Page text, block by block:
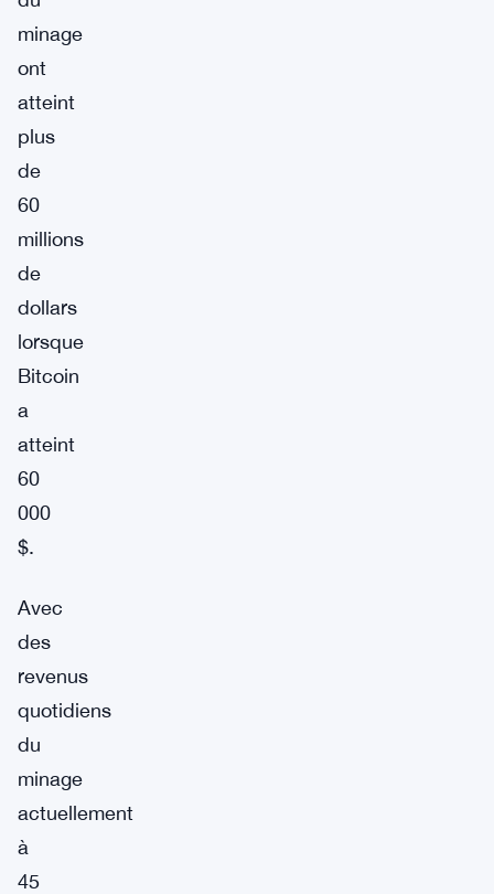
minage
ont
atteint
plus
de
60
millions
de
dollars
lorsque
Bitcoin
a
atteint
60
000
$.
Avec
des
revenus
quotidiens
du
minage
actuellement
à
45